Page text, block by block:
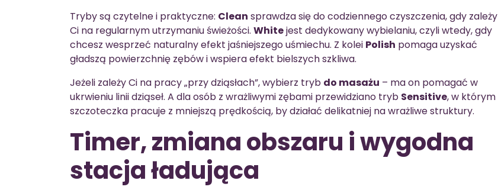
Tryby są czytelne i praktyczne: Clean sprawdza się do codziennego czyszczenia, gdy zależy
Ci na regularnym utrzymaniu świeżości. Whitejest dedykowany wybielaniu, czyli wtedy, gdy
chcesz wesprzeć naturalny efekt jaśniejszego uśmiechu. Z kolei Polish pomaga uzyskać
gładszą powierzchnię zębów i wspiera efekt bielszych szkliwa.
Jeżeli zależy Ci na pracy „przy dziąsłach”, wybierz tryb do masażu – ma on pomagać w
ukrwieniu linii dziąseł. A dla osób z wrażliwymi zębami przewidziano tryb Sensitive, w którym
szczoteczka pracuje z mniejszą prędkością, by działać delikatniej na wrażliwe struktury.
Timer, zmiana obszaru i wygodna
stacja ładująca